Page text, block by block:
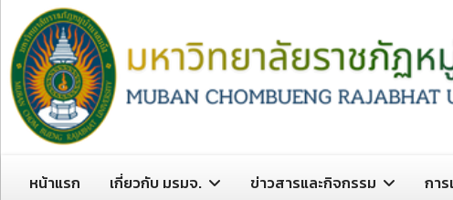
หน้าแรก เกี่ยวกับ มรมจ. ข่าวสารและกิจกรรม กา